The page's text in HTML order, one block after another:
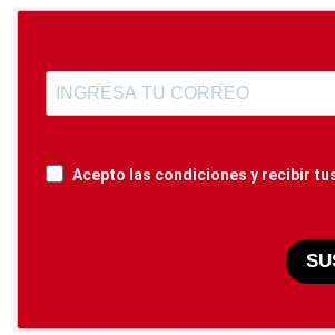
Acepto las condiciones y recibir